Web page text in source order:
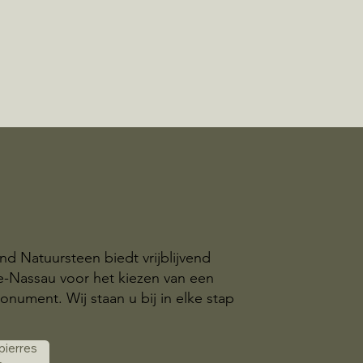
Natuursteen biedt vrijblijvend
Nassau voor het kiezen van een
Wij staan u bij in elke stap